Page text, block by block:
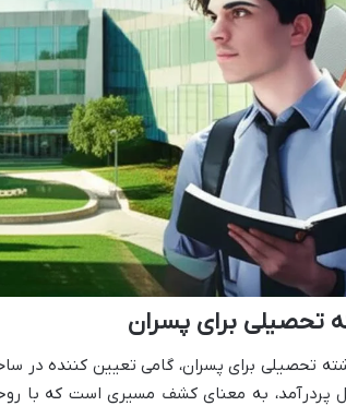
تحصیلی برای پسران
تحصیلی برای پسران، گامی تعیین کننده در
پردرآمد، به معنای کشف مسیری است که با